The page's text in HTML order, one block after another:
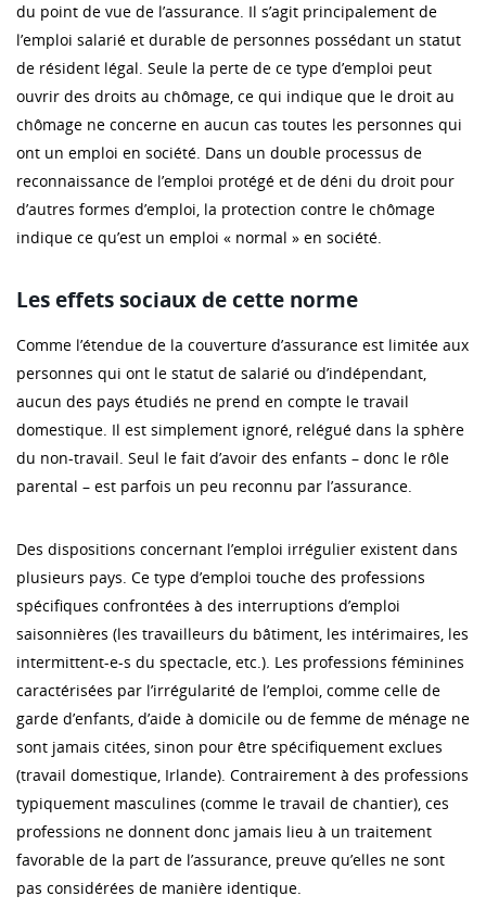
du point de vue de l’assurance. Il s’agit principalement de
l’emploi salarié et durable de personnes possédant un statut
de résident légal. Seule la perte de ce type d’emploi peut
ouvrir des droits au chômage, ce qui indique que le droit au
chômage ne concerne en aucun cas toutes les personnes qui
ont un emploi en société. Dans un double processus de
reconnaissance de l’emploi protégé et de déni du droit pour
d’autres formes d’emploi, la protection contre le chômage
indique ce qu’est un emploi « normal » en société.
Les effets sociaux de cette norme
Comme l’étendue de la couverture d’assurance est limitée aux
personnes qui ont le statut de salarié ou d’indépendant,
aucun des pays étudiés ne prend en compte le travail
domestique. Il est simplement ignoré, relégué dans la sphère
du non-travail. Seul le fait d’avoir des enfants – donc le rôle
parental – est parfois un peu reconnu par l’assurance.
Des dispositions concernant l’emploi irrégulier existent dans
plusieurs pays. Ce type d’emploi touche des professions
spécifiques confrontées à des interruptions d’emploi
saisonnières (les travailleurs du bâtiment, les intérimaires, les
intermittent-e-s du spectacle, etc.). Les professions féminines
caractérisées par l’irrégularité de l’emploi, comme celle de
garde d’enfants, d’aide à domicile ou de femme de ménage ne
sont jamais citées, sinon pour être spécifiquement exclues
(travail domestique, Irlande). Contrairement à des professions
typiquement masculines (comme le travail de chantier), ces
professions ne donnent donc jamais lieu à un traitement
favorable de la part de l’assurance, preuve qu’elles ne sont
pas considérées de manière identique.